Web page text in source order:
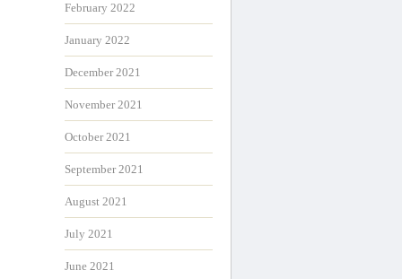
February 2022
January 2022
December 2021
November 2021
October 2021
September 2021
August 2021
July 2021
June 2021